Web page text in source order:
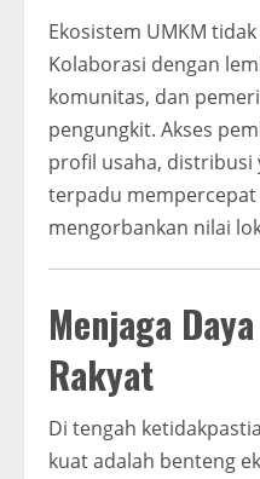
Ekosistem UMKM
Kolaborasi dengan
komunitas, dan
pengungkit. Akses
profil usaha, distribusi
terpadu mempercepat
mengorbankan nilai
Menjaga
Rakyat
Di tengah
kuat adalah benteng